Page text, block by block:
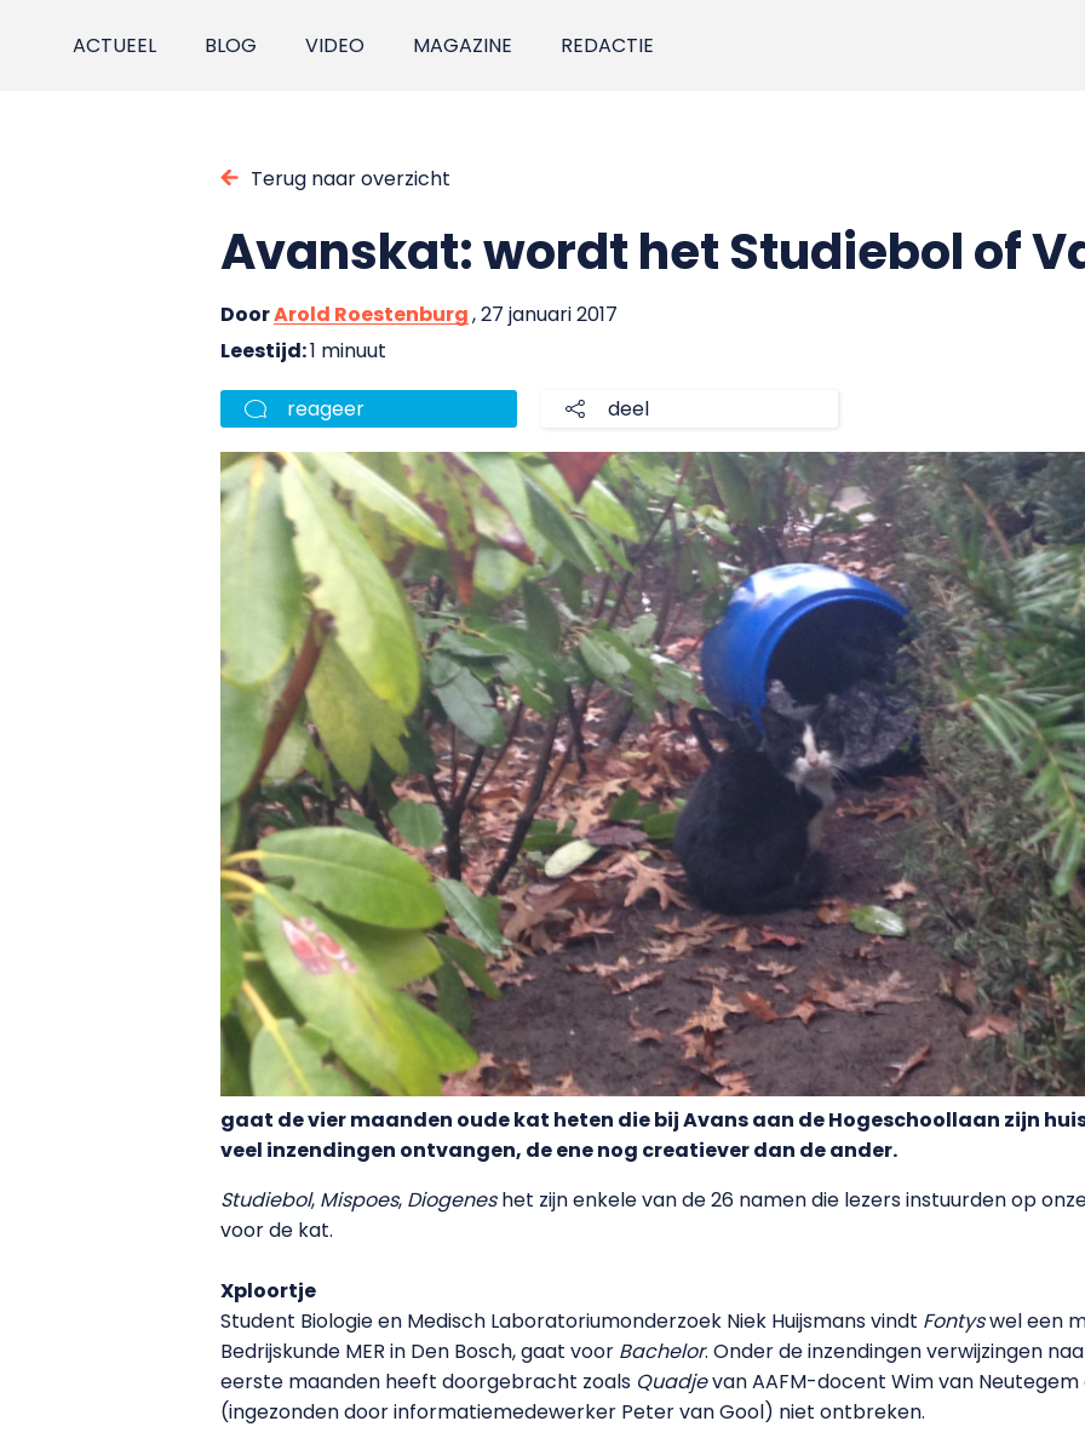
ACTUEEL BLOG VIDEO MAGAZINE REDACTIE
Terug naar overzicht
Avanskat: wordt het Studiebol of
DoorArold Roestenburg, 27 januari 2017
Leestijd:1 minuut
reageer deel
gaat de vier maanden oude kat heten die bij Avans aan de Hogeschoollaan zijn
veel inzendingen ontvangen, de ene nog creatiever dan de ander.
Studiebol, Mispoes, Diogeneshet zijn enkele van de 26 namen die lezers instuurden op
voor de kat.
Xploortje
Student Biologie en Medisch Laboratoriumonderzoek Niek Huijsmans vindt Fontyswel een
Bedrijskunde MER in Den Bosch, gaat voor Bachelor. Onder de inzendingen verwijzingen
eerste maanden heeft doorgebracht zoals Quadjevan AAFM-docent Wim van
(ingezonden door informatiemedewerker Peter van Gool) niet ontbreken.